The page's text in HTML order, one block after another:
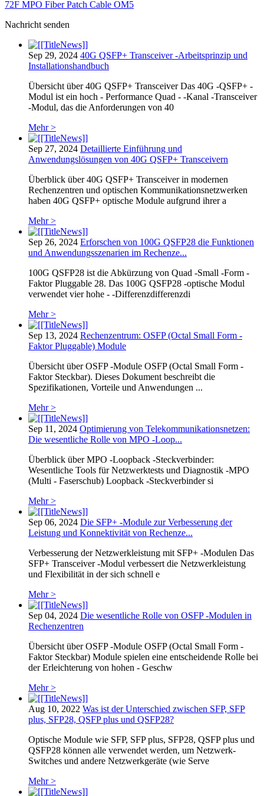
72F MPO Fiber Patch Cable OM5
Nachricht senden
Sep 29, 2024 40G QSFP+ Transceiver -Arbeitsprinzip und
Installationshandbuch
Übersicht über 40G QSFP+ Transceiver Das 40G -QSFP+ -
Modul ist ein hoch - Performance Quad - -Kanal -Transceiver
-Modul, das die Anforderungen von 40
Mehr >
Sep 27, 2024 Detaillierte Einführung und
Anwendungslösungen von 40G QSFP+ Transceivern
Überblick über 40G QSFP+ Transceiver in modernen
Rechenzentren und optischen Kommunikationsnetzwerken
haben 40G QSFP+ optische Module aufgrund ihrer a
Mehr >
Sep 26, 2024 Erforschen von 100G QSFP28 die Funktionen
und Anwendungsszenarien im Rechenze...
100G QSFP28 ist die Abkürzung von Quad -Small -Form -
Faktor Pluggable 28. Das 100G QSFP28 -optische Modul
verwendet vier hohe - -Differenzdifferenzdi
Mehr >
Sep 13, 2024 Rechenzentrum: OSFP (Octal Small Form -
Faktor Pluggable) Module
Übersicht über OSFP -Module OSFP (Octal Small Form -
Faktor Steckbar). Dieses Dokument beschreibt die
Spezifikationen, Vorteile und Anwendungen ...
Mehr >
Sep 11, 2024 Optimierung von Telekommunikationsnetzen:
Die wesentliche Rolle von MPO -Loop...
Überblick über MPO -Loopback -Steckverbinder:
Wesentliche Tools für Netzwerktests und Diagnostik -MPO
(Multi - Faserschub) Loopback -Steckverbinder si
Mehr >
Sep 06, 2024 Die SFP+ -Module zur Verbesserung der
Leistung und Konnektivität von Rechenze...
Verbesserung der Netzwerkleistung mit SFP+ -Modulen Das
SFP+ Transceiver -Modul verbessert die Netzwerkleistung
und Flexibilität in der sich schnell e
Mehr >
Sep 04, 2024 Die wesentliche Rolle von OSFP -Modulen in
Rechenzentren
Übersicht über OSFP -Module OSFP (Octal Small Form -
Faktor Steckbar) Module spielen eine entscheidende Rolle bei
der Erleichterung von hohen - Geschw
Mehr >
Aug 10, 2022 Was ist der Unterschied zwischen SFP, SFP
plus, SFP28, QSFP plus und QSFP28?
Optische Module wie SFP, SFP plus, SFP28, QSFP plus und
QSFP28 können alle verwendet werden, um Netzwerk-
Switches und andere Netzwerkgeräte (wie Serve
Mehr >